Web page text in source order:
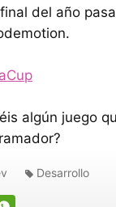
del año
algún juego
Desarrollo